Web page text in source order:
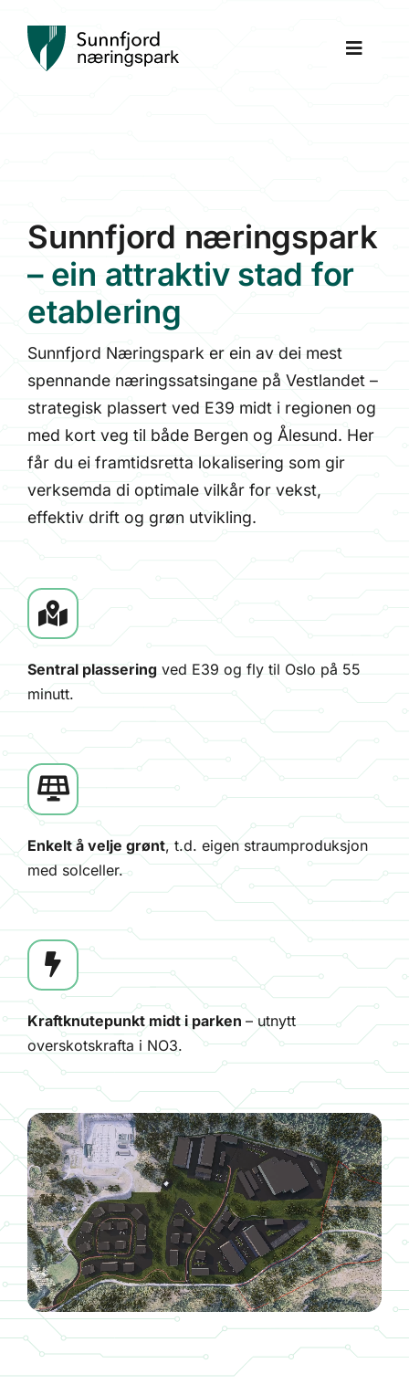
content
Toggle
Kontakt
Sunnfjord næringspark
– ein attraktiv stad for
etablering
Sunnfjord Næringspark er ein av dei mest
spennande næringssatsingane på Vestlandet –
strategisk plassert ved E39 midt i regionen og
med kort veg til både Bergen og Ålesund. Her
får du ei framtidsretta lokalisering som gir
verksemda di optimale vilkår for vekst,
effektiv drift og grøn utvikling.
Sentral plasseringved E39 og fly til Oslo på 55
minutt.
Enkelt å velje grønt, t.d. eigen straumproduksjon
med solceller.
Kraftknutepunkt midt i parken – utnytt
overskotskrafta i NO3.